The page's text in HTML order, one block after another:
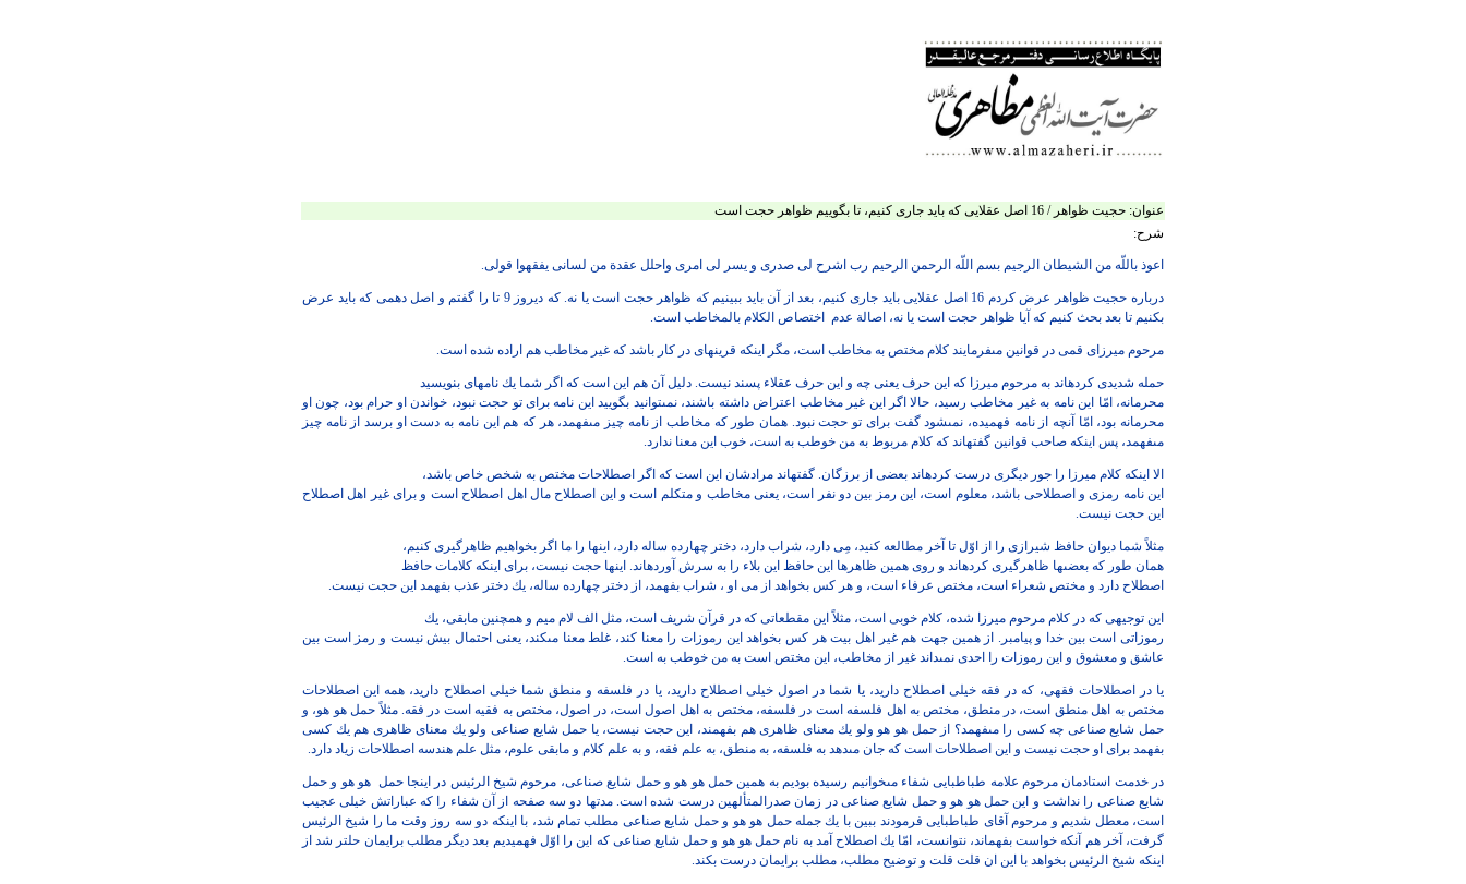
عنوان: حجيت ظواهر / 16 اصل عقلايى كه بايد جارى كنيم، تا بگوييم ظواهر حجت است
شرح:
اعوذ باللّه‏ من الشيطان الرجيم بسم اللّه‏ الرحمن الرحيم رب اشرح لى صدرى و يسر لى امرى واحلل عقدة من لسانى يفقهوا قولى.
درباره حجيت ظواهر عرض كردم 16 اصل عقلايى بايد جارى كنيم، بعد از آن بايد ببينيم كه ظواهر حجت است يا نه. كه ديروز 9 تا را گفتم و اصل دهمى كه
بايد عرض
بكنيم تا بعد بحث كنيم كه آيا ظواهر حجت است يا نه، اصالة عدم
اختصاص الكلام بالمخاطب است.
مرحوم ميرزاى قمى در قوانين مى‏فرمايند كلام مختص به مخاطب است، مگر اينكه قرينه‏اى در كار باشد كه غير مخاطب هم اراده شده است.
حمله شديدى كرده‏اند به مرحوم ميرزا كه اين حرف يعنى چه و اين حرف عقلاء پسند نيست. دليل آن هم اين است كه اگر شما يك نامه‏اى بنويسيد
محرمانه، امّا اين نامه به غير مخاطب رسيد، حالا اگر اين غير مخاطب اعتراض داشته باشند، نمى‏توانيد بگوييد اين نامه براى تو حجت نبود، خواندن او حرام بود، چون او
محرمانه بود، امّا آنچه از نامه فهميده، نمى‏شود گفت براى تو حجت نبود. همان طور كه مخاطب از نامه چيز مى‏فهمد، هر كه هم اين نامه به دست او برسد از نامه چيز
مى‏فهمد، پس اينكه صاحب قوانين گفته‏اند كه كلام مربوط به من خوطب به است، خوب اين معنا ندارد.
الا اينكه كلام ميرزا را جور ديگرى درست كرده‏اند بعضى از برزگان. گفته‏اند مرادشان اين است كه اگر اصطلاحات مختص به شخص خاص باشد،
اين نامه رمزى و اصطلاحى باشد، معلوم است، اين رمز بين دو نفر است، يعنى مخاطب و متكلم است و اين اصطلاح مال اهل اصطلاح است و براى غير اهل اصطلاح
اين حجت نيست.
مثلاً شما ديوان حافظ شيرازى را از اوّل تا آخر مطالعه كنيد، مِى دارد، شراب دارد، دختر چهارده ساله دارد، اينها را ما اگر بخواهيم ظاهرگيرى كنيم،
همان طور كه بعضى‏ها ظاهرگيرى كرده‏اند و روى همين ظاهرها اين حافظ اين بلاء را به سرش آورده‏اند. اينها حجت نيست، براى اينكه كلامات حافظ
اصطلاح دارد و مختص شعراء است، مختص عرفاء است، و هر كس بخواهد از مى او ، شراب بفهمد، از دختر چهارده ساله، يك دختر عذب بفهمد اين حجت نيست.
اين توجيهى كه در كلام مرحوم ميرزا شده، كلام خوبى است، مثلاً اين مقطعاتى كه در قرآن شريف است، مثل الف لام ميم و همچنين مابقى، يك
رموزاتى است بين خدا و پيامبر. از همين جهت هم غير اهل بيت هر كس بخواهد اين رموزات را معنا كند، غلط معنا مى‏كند، يعنى احتمال بيش نيست و رمز
است بين
عاشق و معشوق و اين رموزات را احدى نمى‏داند غير از مخاطب، اين مختص است به من خوطب به است.
يا در اصطلاحات فقهى، كه در فقه خيلى اصطلاح داريد، يا شما در اصول خيلى اصطلاح داريد، يا در فلسفه و منطق شما خيلى اصطلاح داريد، همه اين اصطلاحات
مختص به اهل منطق است، در منطق، مختص به اهل فلسفه است در فلسفه، مختص به اهل اصول است، در اصول، مختص به فقيه است در فقه. مثلاً حمل هو هو، و
حمل شايع صناعى چه كسى را مى‏فهمد؟ از حمل هو هو ولو يك معناى ظاهرى هم بفهمند، اين حجت نيست، يا حمل شايع صناعى ولو يك معناى ظاهرى هم يك كسى
بفهمد براى او حجت نيست و اين اصطلاحات است كه جان مى‏دهد به فلسفه، به منطق، به علم فقه، و به علم كلام و مابقى علوم، مثل علم هندسه اصطلاحات زياد دارد.
در خدمت استادمان مرحوم علامه طباطبايى شفاء مى‏خوانيم رسيده بوديم به همين حمل هو هو و حمل شايع صناعى، مرحوم شيخ الرئيس در اينجا حمل هو هو و حمل
شايع صناعى را نداشت و اين حمل هو هو و حمل شايع صناعى در زمان صدرالمتألهين درست شده است. مدتها دو سه صفحه از آن شفاء را كه عباراتش خيلى عجيب
است، معطل شديم و مرحوم آقاى طباطبايى فرمودند ببين با يك جمله حمل هو هو و حمل شايع صناعى مطلب تمام شد، با اينكه دو سه روز وقت ما را شيخ الرئيس
گرفت، آخر هم آنكه خواست بفهماند، نتوانست، امّا يك اصطلاح آمد به نام حمل هو هو و حمل شايع صناعى كه اين را اوّل فهميديم بعد ديگر مطلب برايمان حل‏تر شد از
اينكه شيخ الرئيس بخواهد با اين ان قلت قلت و توضيح مطلب، مطلب برايمان درست بكند.